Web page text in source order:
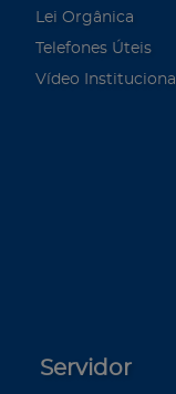
Lei Orgânica
Telefones Úteis
Vídeo Institucional
Servidor